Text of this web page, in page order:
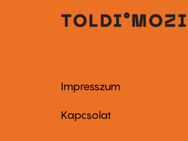
Footer
menu
Impresszum
Kapcsolat